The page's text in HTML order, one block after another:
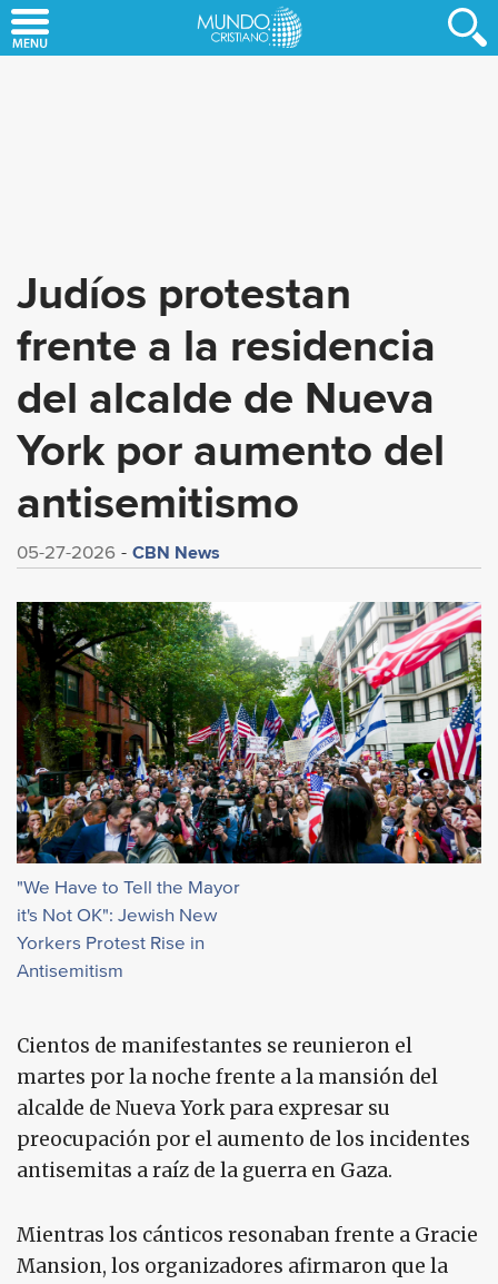
to
Judíos protestan
frente a la residencia
del alcalde de Nueva
York por aumento del
antisemitismo
05-27-2026 CBN News
"We Have to Tell the Mayor
it's Not OK": Jewish New
Yorkers Protest Rise in
Antisemitism
Cientos de manifestantes se reunieron el
martes por la noche frente a la mansión del
alcalde de Nueva York para expresar su
preocupación por el aumento de los incidentes
antisemitas a raíz de la guerra en Gaza.
Mientras los cánticos resonaban frente a Gracie
Mansion, los organizadores afirmaron que la